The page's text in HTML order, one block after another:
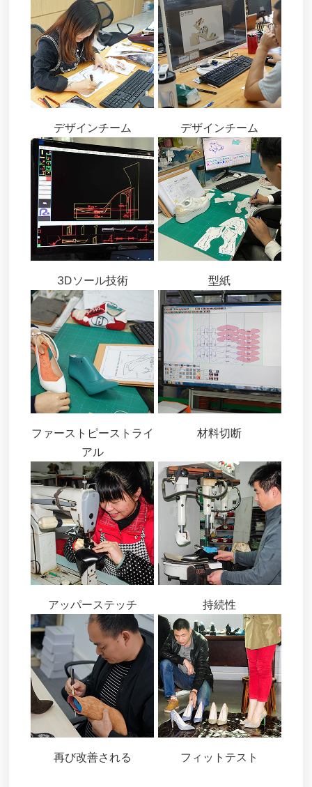
デザインチーム デザインチーム
3Dソール技術 型紙
ファーストピーストライ
アル
材料切断
アッパーステッチ 持続性
再び改善される フィットテスト